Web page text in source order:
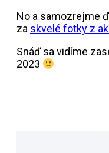
No a samozrejme
za skvelé fotky z
Snáď sa vidíme
2023